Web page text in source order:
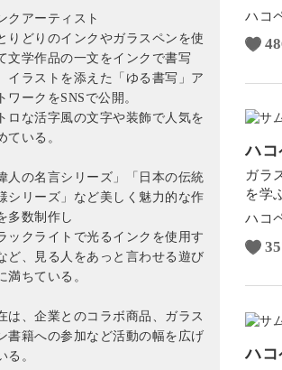
クアーティスト
りどりのインクやガラスペンを使
文学作品の一文をインクで書写
イラストを添えた「ゆる書写」ア
ワークをSNSで公開。
ロな活字風の文字や装飾で人気を
ている。
人の名言シリーズ」「日本の伝統
シリーズ」など美しく魅力的な作
多数制作し
ックライトで光るインクを使用す
ど、見る人をあっと言わせる遊び
満ちている。
は、企業とのコラボ商品、ガラス
書籍への参加など活動の幅を広げ
る。
ハコ
ハコ
ガラ
を学
ハコ
ハコ